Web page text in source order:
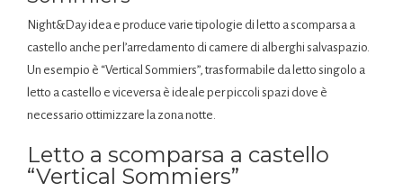
Night&Day idea e produce varie tipologie di letto a scomparsa a
castello anche per l’arredamento di camere di alberghi salvaspazio.
Un esempio è “Vertical Sommiers”, trasformabile da letto singolo a
letto a castello e viceversa è ideale per piccoli spazi dove è
necessario ottimizzare la zona notte.
Letto a scomparsa a castello
“Vertical Sommiers”